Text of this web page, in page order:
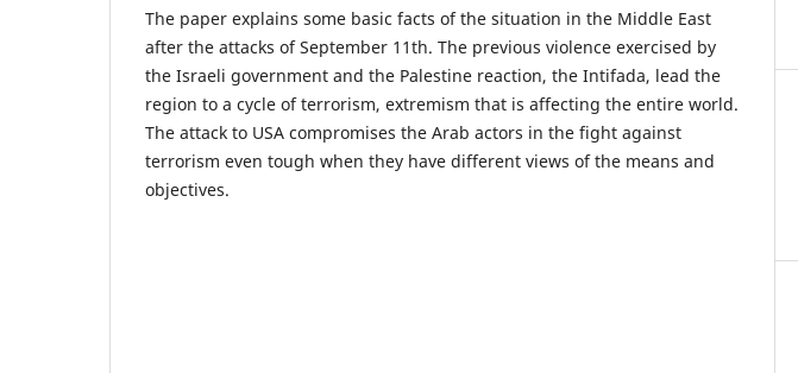
The paper explains some basic facts of the situation in the Middle East
after the attacks of September 11th. The previous violence exercised by
the Israeli government and the Palestine reaction, the Intifada, lead the
region to a cycle of terrorism, extremism that is affecting the entire world.
The attack to USA compromises the Arab actors in the fight against
terrorism even tough when they have different views of the means and
objectives.